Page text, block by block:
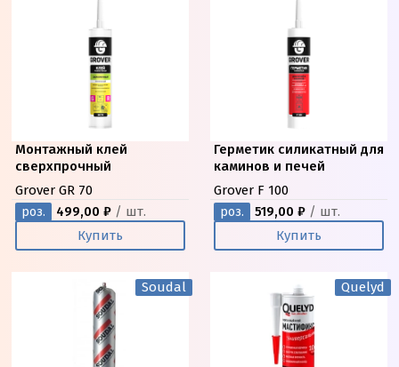
Монтажный клей
сверхпрочный
Grover GR 70
роз. 499,00 ₽ / шт.
Купить
Герметик силикатный для
каминов и печей
Grover F 100
роз. 519,00 ₽ / шт.
Купить
Soudal Quelyd